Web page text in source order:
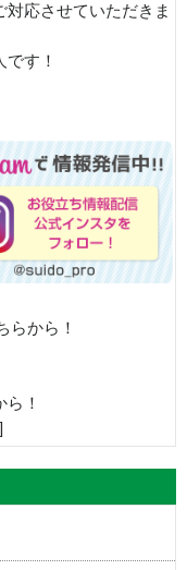
応させていただきま
す！
らから！
！
]